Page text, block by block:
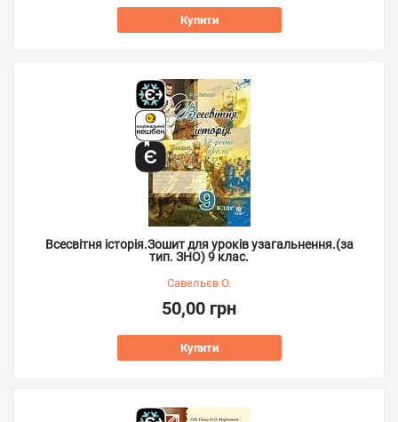
Купити
Всесвітня історія.Зошит для уроків узагальнення.(за
тип. ЗНО) 9 клас.
Савельєв О.
50,00 грн
Купити